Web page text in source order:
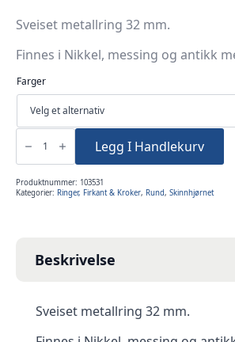
Sveiset metallring 32 mm.
Finnes i Nikkel, messing og antikk
Farger
Ring
Sveiset
32mm
antall
Legg I Handlekurv
Produktnummer: 103531
Kategorier: Ringer, Firkant & Kroker, Rund, Skinnhjørnet
Beskrivelse
Sveiset metallring 32 mm.